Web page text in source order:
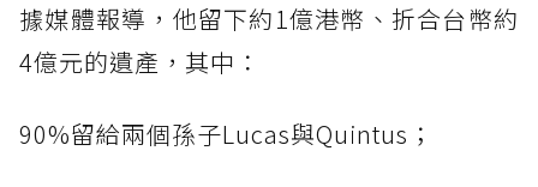
據媒體報導，他留下約1億港幣、折合台幣約
4億元的遺產，其中：
90%留給兩個孫子Lucas與Quintus；